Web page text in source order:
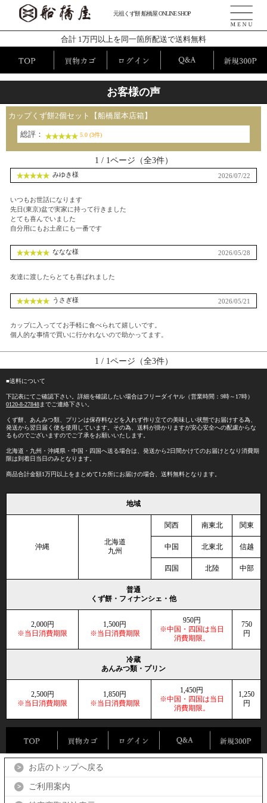
元祖くず餅 船橋屋 ONLINE SHOP
合計 1万円以上を同一箇所配送で送料無料
お客様の声
カップくず餅2個セット【船橋屋本店箱】
総評： 5.0 (3件)
1 / 1ページ（全3件）
みゆき様 2026/07/22
いつもお世話になります
先日(東京)盆で実家に持って行きました
とても喜んでいました
自分用にもお土産にも一番です
ななな様 2026/05/28
友達に渡したらとても喜ばれました
うさぎ様 2026/05/21
カップに入っててお手軽に食べられて嬉しいです。
個人的な事情で買いに行かれないので助かってます。
1 / 1ページ（全3件）
■送料について
下記表にてご確認下さい。詳細を確認したい場合はフリーダイヤル（営業時間：9時～17時）
0120-8-27848までご連絡下さい。
くず餅、あんみつ類、プリンは保存料などを入れず作り立ての美味しい状態でお届けする為、
発送から翌日届く便を使用しています。その為、送料が掛かりますが安心安全への配慮からな
るものでございますのでご了承をお願いいたします。
北海道・九州・沖縄県・中国・四国へ送る場合は、発送から2日間かけてのお届けとなり消費期
限は到着日当日のみとなります。
商品合計金額1万円以上をまとめて1カ所にお届けの場合、送料無料となります。
地域
沖縄
北海道
九州
関西 南東北 関東
中国 北東北 信越
四国 北陸 中部
普通
くず餅・フィナンシェ・他
2,000円
※当日消費期限
1,500円
※当日消費期限
950円
※中国・四国は当日
消費期限。
750
円
冷蔵
あんみつ類・プリン
2,500円
※当日消費期限
1,850円
※当日消費期限
1,450円
※中国・四国は当日
消費期限。
1,250
円
お店のトップへ戻る
ご利用案内